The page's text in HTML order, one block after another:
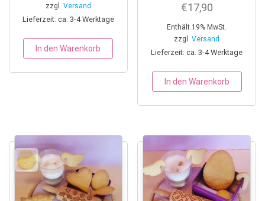
zzgl. Versand
Lieferzeit: ca. 3-4 Werktage
In den Warenkorb
€17,90
Enthält 19% MwSt.
zzgl.Versand
Lieferzeit: ca. 3-4 Werktage
In den Warenkorb